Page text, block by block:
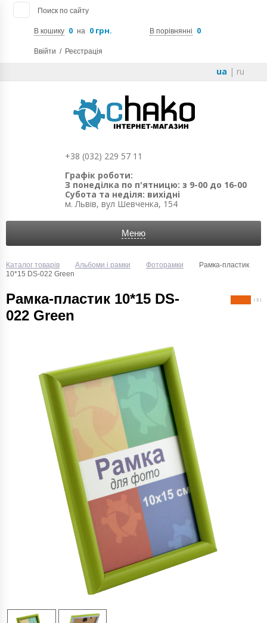
Поиск по сайту
В кошику 0 на 0 грн. В порівнянні 0
Ввійти / Реєстрація
ua | ru
+38 (032) 229 57 11
Графік роботи:
З понеділка по п'ятницю: з 9-00 до 16-00
Субота та неділя: вихідні
м. Львів, вул Шевченка, 154
Меню
Каталог товарів Альбоми і рамки Фоторамки
Рамка-пластик
10*15 DS-022 Green
Рамка-пластик 10*15 DS-
022 Green
( 3 )